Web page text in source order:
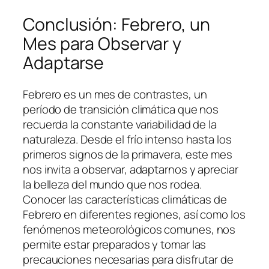
Conclusión: Febrero, un
Mes para Observar y
Adaptarse
Febrero es un mes de contrastes, un
período de transición climática que nos
recuerda la constante variabilidad de la
naturaleza. Desde el frío intenso hasta los
primeros signos de la primavera, este mes
nos invita a observar, adaptarnos y apreciar
la belleza del mundo que nos rodea.
Conocer las características climáticas de
Febrero en diferentes regiones, así como los
fenómenos meteorológicos comunes, nos
permite estar preparados y tomar las
precauciones necesarias para disfrutar de